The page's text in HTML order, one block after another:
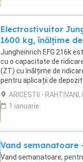
Electrostivuitor
1600 kg, înălțime
Jungheinrich EFG 216k
cu o capacitate de
(ZT) cu înălțime de
pentru aplicații de
alimentat de o baterie
ARICESTII -
1 ianuarie
Vand semanatoare
Vand semanatoare,